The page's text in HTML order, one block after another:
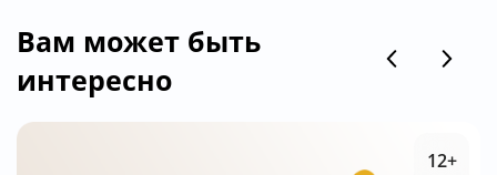
Вам может быть
интересно
12+